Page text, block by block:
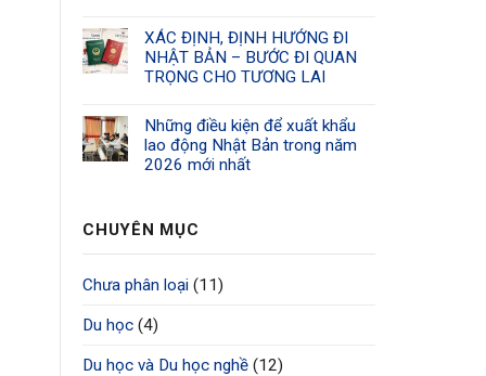
XÁC ĐỊNH, ĐỊNH HƯỚNG ĐI
NHẬT BẢN – BƯỚC ĐI QUAN
TRỌNG CHO TƯƠNG LAI
Những điều kiện để xuất khẩu
lao động Nhật Bản trong năm
2026 mới nhất
CHUYÊN MỤC
Chưa phân loại (11)
Du học (4)
Du học và Du học nghề (12)